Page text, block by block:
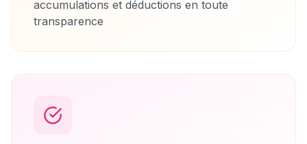
accumulations et déductions en toute
transparence